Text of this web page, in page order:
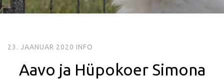
23. JAANUAR 2020 INFO
Aavo ja Hüpokoer Simona